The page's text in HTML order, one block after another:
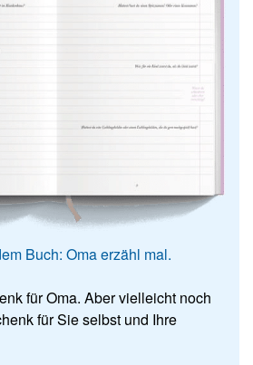
Buch: Oma erzähl mal.
für Oma. Aber vielleicht noch
für Sie selbst und Ihre